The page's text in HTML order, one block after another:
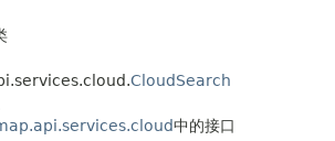
CloudSearch
中的接口